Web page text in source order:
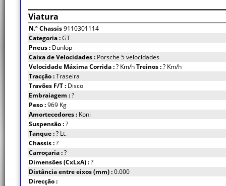
Viatura
N.º Chassis9110301114
Categoria :GT
Pneus : Dunlop
Caixa de Velocidades : Porsche 5 velocidades
Velocidade Máxima Corrida :? Km/hTreinos :? Km/h
Tracção :Traseira
Travões F/T : Disco
Embraiagem :?
Peso :969 Kg
Amortecedores : Koni
Suspensão :?
Tanque :? Lt.
Chassis :?
Carroçaria :?
Dimensões (CxLxA) :?
Distância entre eixos (mm) :0.000
Direcção :